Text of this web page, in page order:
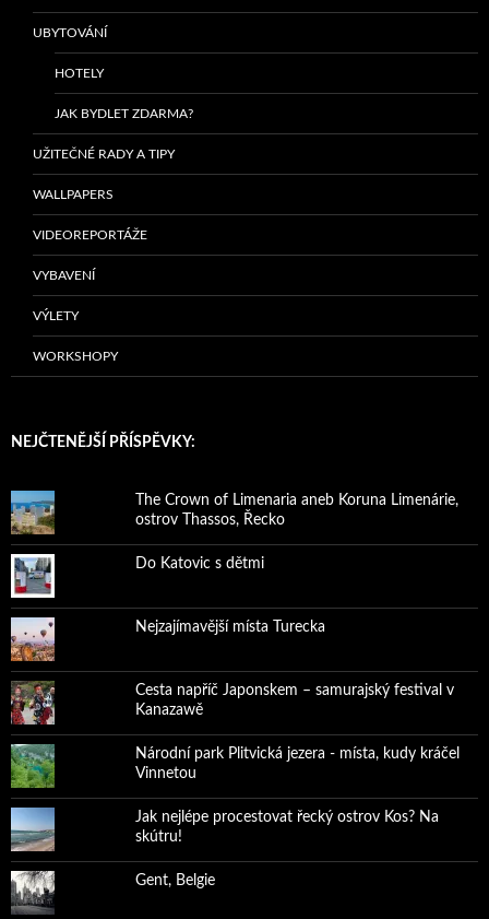
UBYTOVÁNÍ
HOTELY
JAK BYDLET ZDARMA?
UŽITEČNÉ RADY A TIPY
WALLPAPERS
VIDEOREPORTÁŽE
VYBAVENÍ
VÝLETY
WORKSHOPY
NEJČTENĚJŠÍ PŘÍSPĚVKY:
The Crown of Limenaria aneb Koruna Limenárie,
ostrov Thassos, Řecko
Do Katovic s dětmi
Nejzajímavější místa Turecka
Cesta napříč Japonskem – samurajský festival v
Kanazawě
Národní park Plitvická jezera - místa, kudy kráčel
Vinnetou
Jak nejlépe procestovat řecký ostrov Kos? Na
skútru!
Gent, Belgie